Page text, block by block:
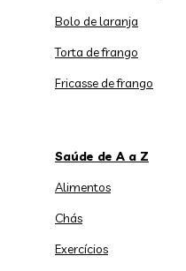
Bolo de laranja
Torta de frango
Fricasse de frango
Saúde de A a Z
Alimentos
Chás
Exercícios